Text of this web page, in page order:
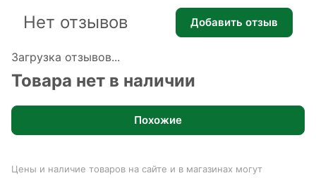
Загрузка отзывов...
Нет отзывов Добавить отзыв
Товара нет в наличии
Похожие
Цены и наличие товаров на сайте и в магазинах могут